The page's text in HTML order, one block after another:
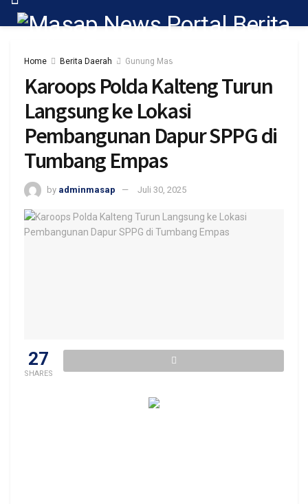
Home Berita Daerah Gunung Mas
Karoops Polda Kalteng Turun
Langsung ke Lokasi
Pembangunan Dapur SPPG di
Tumbang Empas
by adminmasap Juli 30, 2025
27
SHARES